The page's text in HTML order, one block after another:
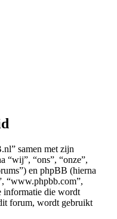
samen met zijn
“wij”, “ons”, “onze”,
en phpBB (hierna
“www.phpbb.com”,
informatie die wordt
forum, wordt gebruikt